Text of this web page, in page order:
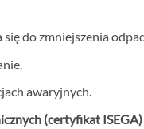
do zmniejszenia
awaryjnych.
(certyfikat ISEGA)